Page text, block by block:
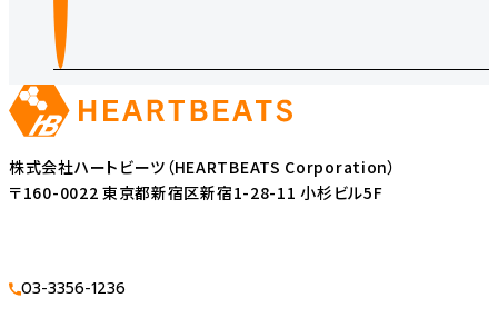
株式会社ハートビーツ（HEARTBEATS Corporation）
〒160-0022 東京都新宿区新宿1-28-11 小杉ビル5F
03-3356-1236